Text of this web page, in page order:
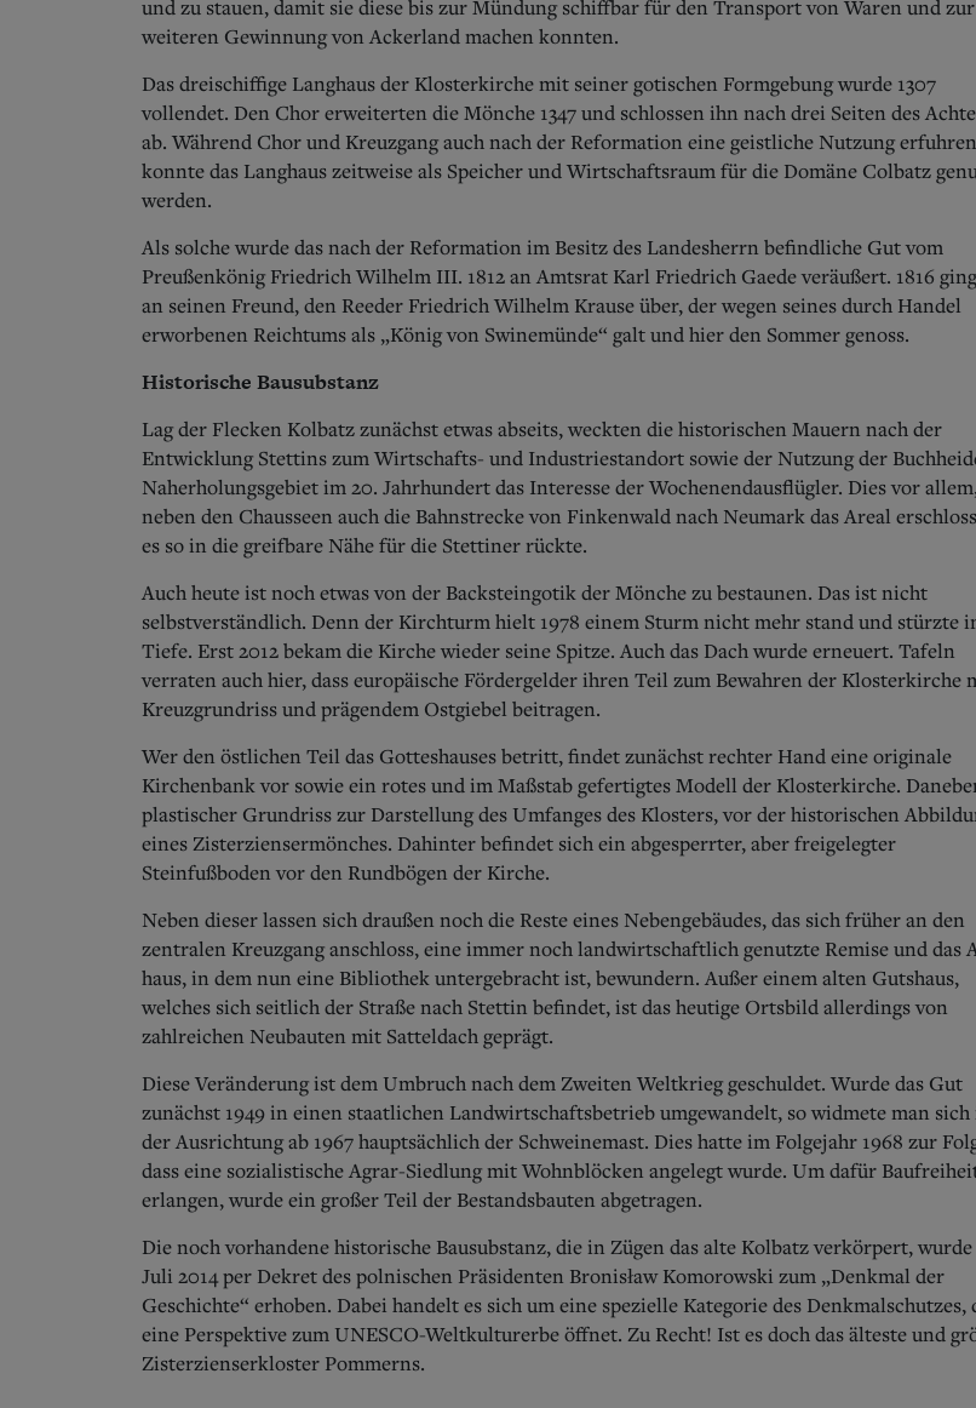
und zu stauen, damit sie diese bis zur Mündung schiffbar für den Transport von Waren und zur
weiteren Gewinnung von Ackerland machen konnten.
Das dreischiffige Langhaus der Klosterkirche mit seiner gotischen Formgebung wurde 1307
vollendet. Den Chor erweiterten die Mönche 1347 und schlossen ihn nach drei Seiten des
ab. Während Chor und Kreuzgang auch nach der Reformation eine geistliche Nutzung
konnte das Langhaus zeitweise als Speicher und Wirtschaftsraum für die Domäne Colbatz
werden.
Als solche wurde das nach der Reformation im Besitz des Landesherrn befindliche Gut vom
Preußenkönig Friedrich Wilhelm III. 1812 an Amtsrat Karl Friedrich Gaede veräußert. 1816
an seinen Freund, den Reeder Friedrich Wilhelm Krause über, der wegen seines durch Handel
erworbenen Reichtums als „König von Swinemünde“ galt und hier den Sommer genoss.
Historische Bausubstanz
Lag der Flecken Kolbatz zunächst etwas abseits, weckten die historischen Mauern nach der
Entwicklung Stettins zum Wirtschafts- und Industriestandort sowie der Nutzung der
Naherholungsgebiet im 20. Jahrhundert das Interesse der Wochenendausflügler. Dies vor
neben den Chausseen auch die Bahnstrecke von Finkenwald nach Neumark das Areal
es so in die greifbare Nähe für die Stettiner rückte.
Auch heute ist noch etwas von der Backsteingotik der Mönche zu bestaunen. Das ist nicht
selbstverständlich. Denn der Kirchturm hielt 1978 einem Sturm nicht mehr stand und stürzte
Tiefe. Erst 2012 bekam die Kirche wieder seine Spitze. Auch das Dach wurde erneuert. Tafeln
verraten auch hier, dass europäische Fördergelder ihren Teil zum Bewahren der Klosterkirche
Kreuzgrundriss und prägendem Ostgiebel beitragen.
Wer den östlichen Teil das Gotteshauses betritt, findet zunächst rechter Hand eine originale
Kirchenbank vor sowie ein rotes und im Maßstab gefertigtes Modell der Klosterkirche.
plastischer Grundriss zur Darstellung des Umfanges des Klosters, vor der historischen
eines Zisterziensermönches. Dahinter befindet sich ein abgesperrter, aber freigelegter
Steinfußboden vor den Rundbögen der Kirche.
Neben dieser lassen sich draußen noch die Reste eines Nebengebäudes, das sich früher an den
zentralen Kreuzgang anschloss, eine immer noch landwirtschaftlich genutzte Remise und das
haus, in dem nun eine Bibliothek untergebracht ist, bewundern. Außer einem alten Gutshaus,
welches sich seitlich der Straße nach Stettin befindet, ist das heutige Ortsbild allerdings von
zahlreichen Neubauten mit Satteldach geprägt.
Diese Veränderung ist dem Umbruch nach dem Zweiten Weltkrieg geschuldet. Wurde das Gut
zunächst 1949 in einen staatlichen Landwirtschaftsbetrieb umgewandelt, so widmete man sich
der Ausrichtung ab 1967 hauptsächlich der Schweinemast. Dies hatte im Folgejahr 1968 zur
dass eine sozialistische Agrar-Siedlung mit Wohnblöcken angelegt wurde. Um dafür
erlangen, wurde ein großer Teil der Bestandsbauten abgetragen.
Die noch vorhandene historische Bausubstanz, die in Zügen das alte Kolbatz verkörpert, wurde
Juli 2014 per Dekret des polnischen Präsidenten Bronisław Komorowski zum „Denkmal der
Geschichte“ erhoben. Dabei handelt es sich um eine spezielle Kategorie des Denkmalschutzes,
eine Perspektive zum UNESCO-Weltkulturerbe öffnet. Zu Recht! Ist es doch das älteste und
Zisterzienserkloster Pommerns.